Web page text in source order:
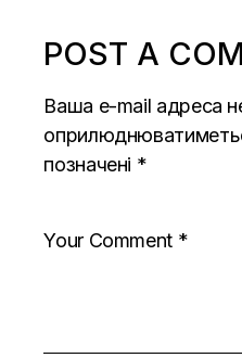
POST A
Ваша e-mail адреса
позначені *